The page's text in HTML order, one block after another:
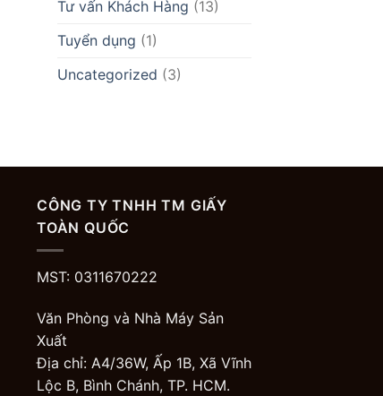
Tư vấn Khách Hàng (13)
Tuyển dụng (1)
Uncategorized (3)
CÔNG TY TNHH TM GIẤY
TOÀN QUỐC
MST: 0311670222
Văn Phòng và Nhà Máy Sản
Xuất
Địa chỉ: A4/36W, Ấp 1B, Xã Vĩnh
Lộc B, Bình Chánh, TP. HCM.